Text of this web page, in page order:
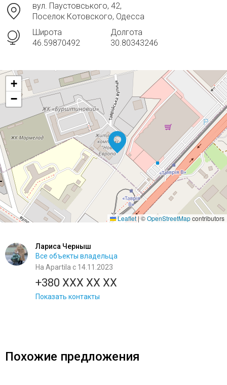
вул. Паустовського, 42,
Поселок Котовского, Одесса
Широта
46.59870492
Долгота
30.80343246
+
−
Leaflet |©OpenStreetMapcontributors
Лариса Черныш
Все объекты владельца
На Apartila с 14.11.2023
+380 XXX XX XX
Показать контакты
Похожие предложения